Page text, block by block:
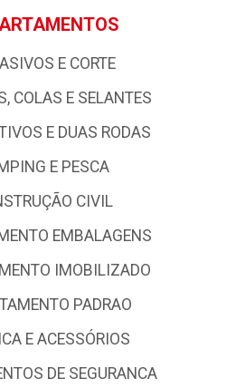
E CORTE
COLAS E SELANTES
E DUAS RODAS
E PESCA
CIVIL
EMBALAGENS
IMOBILIZADO
PADRAO
E ACESSÓRIOS
DE SEGURANCA